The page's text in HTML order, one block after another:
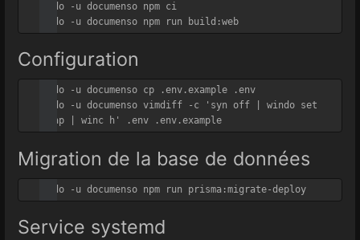
sudo -u documenso npm ci
Configuration
sudo -u documenso cp .env.example .env
sudo -u documenso vimdiff -c 'syn off | windo set
Migration de la base de données
Service systemd